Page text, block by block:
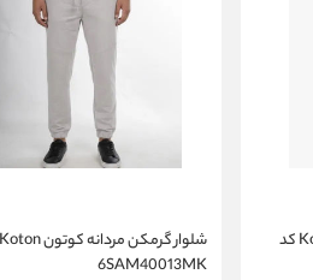
شلوار ورزشی مردانه کوتون Koton کد
6SAM40013MK